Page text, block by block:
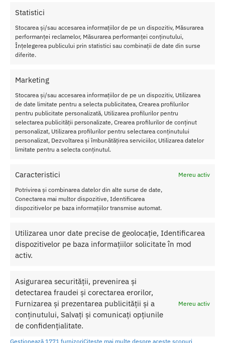
Statistici
Stocarea și/sau accesarea informațiilor de pe un dispozitiv, Măsurarea
performanței reclamelor, Măsurarea performanței conținutului,
Înțelegerea publicului prin statistici sau combinații de date din surse
diferite.
Marketing
Stocarea și/sau accesarea informațiilor de pe un dispozitiv, Utilizarea
de date limitate pentru a selecta publicitatea, Crearea profilurilor
pentru publicitate personalizată, Utilizarea profilurilor pentru
selectarea publicității personalizate, Crearea profilurilor de conținut
personalizat, Utilizarea profilurilor pentru selectarea conținutului
personalizat, Dezvoltarea și îmbunătățirea serviciilor, Utilizarea datelor
limitate pentru a selecta conținutul.
Caracteristici
Mereu activ
Potrivirea și combinarea datelor din alte surse de date,
Conectarea mai multor dispozitive, Identificarea
dispozitivelor pe baza informațiilor transmise automat.
Utilizarea unor date precise de geolocație, Identificarea
dispozitivelor pe baza informațiilor solicitate în mod
activ.
Asigurarea securității, prevenirea și
detectarea fraudei și corectarea erorilor,
Furnizarea și prezentarea publicității și a
conținutului, Salvați și comunicați opțiunile
de confidențialitate.
Mereu activ
Gestionează 1771 furnizoriCitește mai multe despre aceste scopuri
fost transformata intr-un element esential pentru entuziastii
Caracteristici Roata Five-Row Wartenberg Pinwheel Pewter
Lungime
Culoare
Rezistent la umezeala
Curatati produsul inainte si dupa fiecare utilizare cu apa calda si
sapun.
Pentru o igienizare suplimentara puteti utiliza un toy cleaner.
SKU: 4582558003598
Categorii: FETISH,Rotative cu tepi
Etichetă: Pinwheel Pewter
Produse similare